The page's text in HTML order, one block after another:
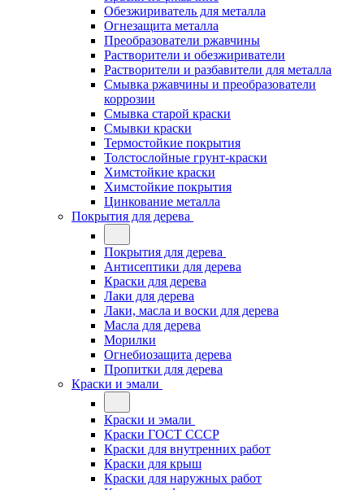
Обезжириватель для металла
Огнезащита металла
Преобразователи ржавчины
Растворители и обезжириватели
Растворители и разбавители для металла
Смывка ржавчины и преобразователи
коррозии
Смывка старой краски
Смывки краски
Термостойкие покрытия
Толстослойные грунт-краски
Химстойкие краски
Химстойкие покрытия
Цинкование металла
Покрытия для дерева
Покрытия для дерева
Антисептики для дерева
Краски для дерева
Лаки для дерева
Лаки, масла и воски для дерева
Масла для дерева
Морилки
Огнебиозащита дерева
Пропитки для дерева
Краски и эмали
Краски и эмали
Краски ГОСТ СССР
Краски для внутренних работ
Краски для крыш
Краски для наружных работ